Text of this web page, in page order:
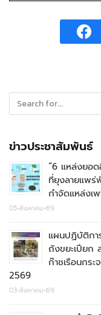
ข่าวประชาสัมพันธ์
“6 แหล่งยอ
ที่ยุงลายแพร่
กำจัดแหล่งเ
05-สิงหาคม-69
แผนปฏิบัติกา
ถังขยะเปียก
ก๊าชเรือนกร
2569
03-สิงหาคม-69